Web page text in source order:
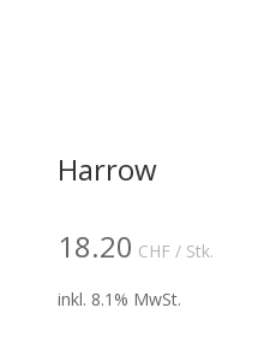
Harrow
18.20 CHF / Stk.
inkl. 8.1% MwSt.